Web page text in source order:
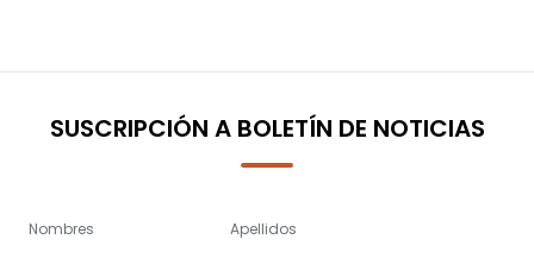
SUSCRIPCIÓN A BOLETÍN DE NOTICIAS
Nombres Apellidos